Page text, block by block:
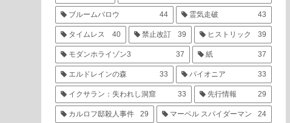
ブルームバロウ 44 霊気走破 43
タイムレス 40 禁止改訂 39 ヒストリック 39
モダンホライゾン3 37 紙 37
エルドレインの森 33 パイオニア 33
イクサラン：失われし洞窟 33 先行情報 29
カルロフ邸殺人事件 29 マーベル スパイダーマン 24